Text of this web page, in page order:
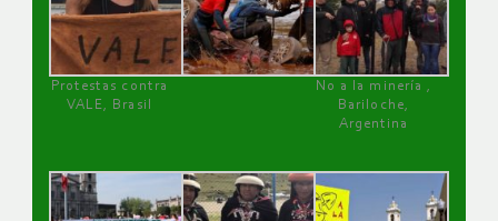
Protestas contra
VALE, Brasil
No a la minería ,
Bariloche,
Argentina